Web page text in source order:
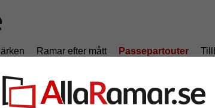
Ramar efter mått Passepartouter
1,4 mm passepartout - efter mått